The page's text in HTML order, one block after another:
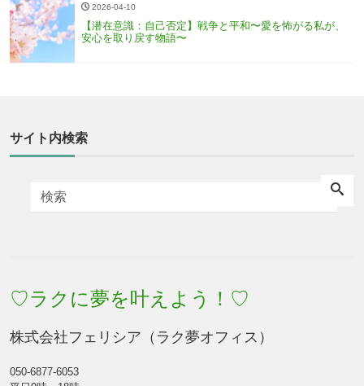
2026-04-10
【潜在意識：自己否定】戦争と平和〜愛を怖がる私が、
安心を取り戻す物語〜
サイト内検索
♡ラクに夢を叶えよう！♡
株式会社フェリシア（ラク夢オフィス）
050-6877-6053